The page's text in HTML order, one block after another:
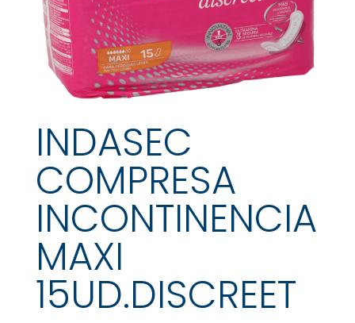
INDASEC
COMPRESA
INCONTINENCIA
MAXI
15UD.DISCREET